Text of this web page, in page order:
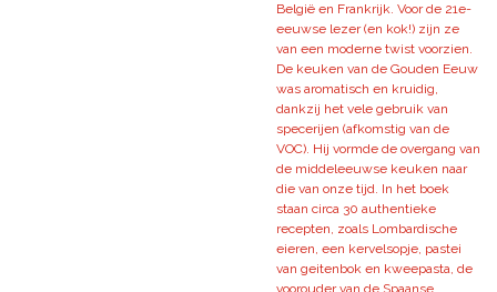
België en Frankrijk. Voor de 21e-
eeuwse lezer (en kok!) zijn ze
van een moderne twist voorzien.
De keuken van de Gouden Eeuw
was aromatisch en kruidig,
dankzij het vele gebruik van
specerijen (afkomstig van de
VOC). Hij vormde de overgang van
de middeleeuwse keuken naar
die van onze tijd. In het boek
staan circa 30 authentieke
recepten, zoals Lombardische
eieren, een kervelsopje, pastei
van geitenbok en kweepasta, de
voorouder van de Spaanse